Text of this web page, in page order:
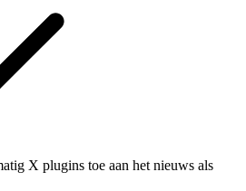
X plugins toe aan het nieuws als